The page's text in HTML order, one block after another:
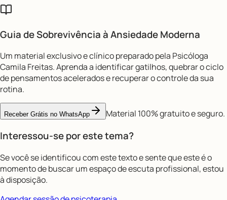
Guia de Sobrevivência àAnsiedade Moderna
Um material exclusivo e clínico preparado pela Psicóloga
Camila Freitas. Aprenda a identificar gatilhos, quebrar o ciclo
de pensamentos acelerados e recuperar o controle da sua
rotina.
Receber Grátis no WhatsApp Material 100% gratuito e seguro.
Interessou-se por este tema?
Se você se identificou com este texto e sente que este é o
momento de buscar um espaço de escuta profissional, estou
à disposição.